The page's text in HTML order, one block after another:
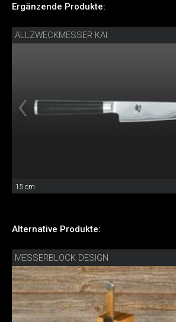
Ergänzende Produkte:
ALLZWECKMESSER KAI
15 cm
Alternative Produkte:
MESSERBLOCK DESIGN